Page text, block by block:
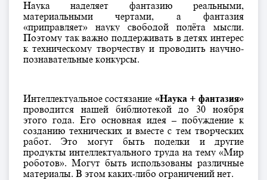
Наука наделяет фантазию реальными,
материальными чертами, а фантазия
«приправляет» науку свободой полёта мысли.
Поэтому так важно поддерживать в детях интерес
к техническому творчеству и проводить научно-
познавательные конкурсы.
Интеллектуальное состязание «Наука + фантазия»
проводится нашей библиотекой до 30 ноября
этого года. Его основная идея – побуждение к
созданию технических и вместе с тем творческих
работ. Это могут быть поделки и другие
продукты интеллектуального труда на тему «Мир
роботов». Могут быть использованы различные
материалы. В этом каких-либо ограничений нет.